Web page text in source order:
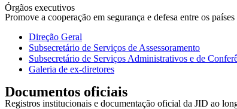
Órgãos executivos
Promove a cooperação em segurança e defesa entre os
Direção Geral
Subsecretário de Serviços de Assessoramento
Subsecretário de Serviços Administrativos e de
Galeria de ex-diretores
Documentos oficiais
Registros institucionais e documentação oficial da JID ao